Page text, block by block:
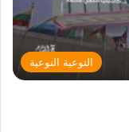
التوعية النوعية